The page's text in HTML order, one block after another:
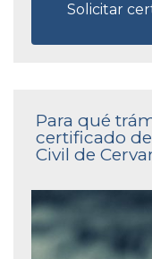
Solicitar
Para qué
certificado
Civil de